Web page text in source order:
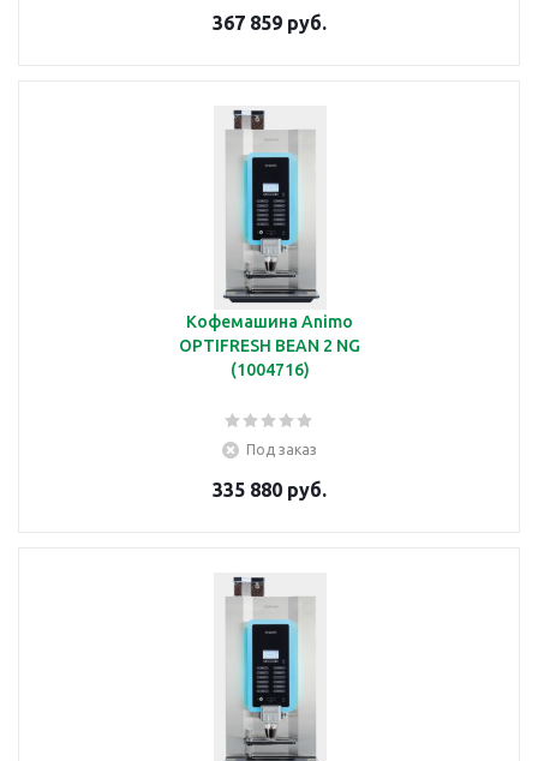
367 859 руб.
Кофемашина Animo
OPTIFRESH BEAN 2 NG
(1004716)
Под заказ
335 880 руб.